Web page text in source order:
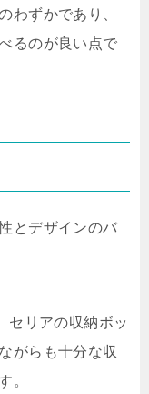
わずかであり、
るのが良い点で
とデザインのバ
セリアの収納ボッ
がらも十分な収
。